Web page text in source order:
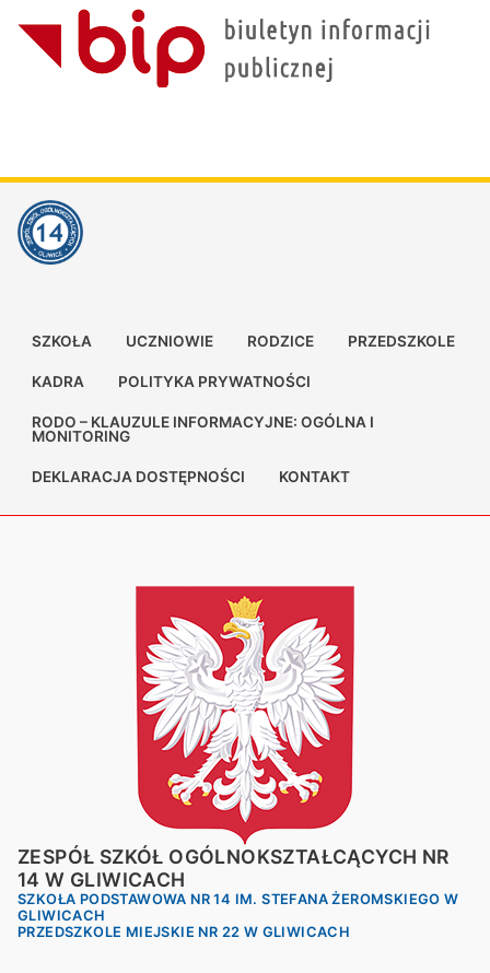
SZKOŁA UCZNIOWIE RODZICE PRZEDSZKOLE
KADRA POLITYKA PRYWATNOŚCI
RODO – KLAUZULE INFORMACYJNE: OGÓLNA I
MONITORING
DEKLARACJA DOSTĘPNOŚCI KONTAKT
ZESPÓŁ SZKÓŁ OGÓLNOKSZTAŁCĄCYCH NR
14 W GLIWICACH
SZKOŁA PODSTAWOWA NR 14 IM. STEFANA ŻEROMSKIEGO W
GLIWICACH
PRZEDSZKOLE MIEJSKIE NR 22 W GLIWICACH